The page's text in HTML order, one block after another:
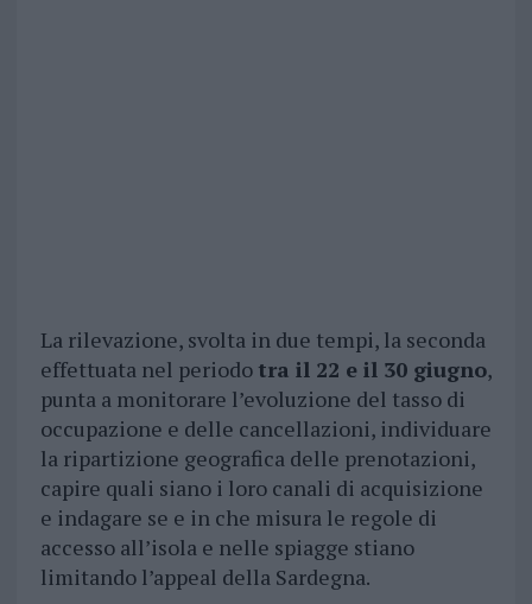
La rilevazione, svolta in due tempi, la seconda
effettuata nel periodo tra il 22 e il 30 giugno,
punta a monitorare l’evoluzione del tasso di
occupazione e delle cancellazioni, individuare
la ripartizione geografica delle prenotazioni,
capire quali siano i loro canali di acquisizione
e indagare se e in che misura le regole di
accesso all’isola e nelle spiagge stiano
limitando l’appeal della Sardegna.